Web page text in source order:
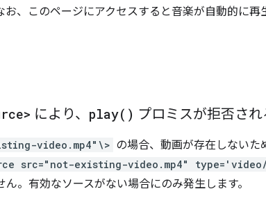
お、このページにアクセスすると音楽が自動的に
により、 play( ) プロミスが拒否され
video.mp4"\> の場合、動画が存在しないた
src="not-existing-video.mp4"
。有効なソースがない場合にのみ発生します。